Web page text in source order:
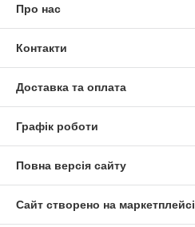
Про нас
Контакти
Доставка та оплата
Графік роботи
Повна версія сайту
Сайт створено на маркетплейсі